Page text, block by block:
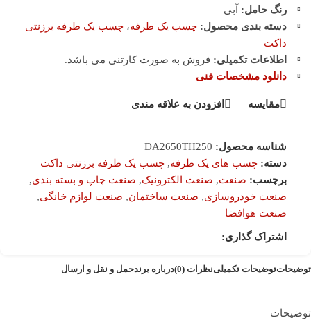
رنگ حامل: آبی
دسته بندی محصول: چسب یک طرفه، چسب یک طرفه برزنتی
داکت
اطلاعات تکمیلی: فروش به صورت کارتنی می باشد.
دانلود مشخصات فنی
مقایسه افزودن به علاقه مندی
شناسه محصول: DA2650TH250
دسته: چسب های یک طرفه, چسب یک طرفه برزنتی داکت
برچسب: صنعت, صنعت الکترونیک, صنعت چاپ و بسته بندی,
صنعت خودروسازی, صنعت ساختمان, صنعت لوازم خانگی,
صنعت هوافضا
اشتراک گذاری:
توضیحاتتوضیحات تکمیلینظرات (0) درباره برندحمل و نقل و ارسال
توضیحات